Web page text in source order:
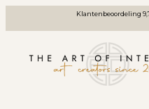
Klantenbeoordeling